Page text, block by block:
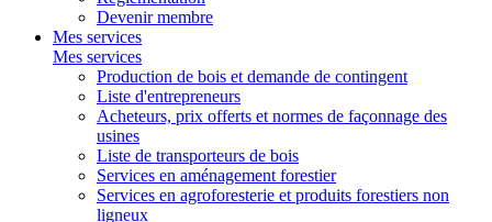
Devenir membre
Mes services
Mes services
Production de bois et demande de contingent
Liste d'entrepreneurs
Acheteurs, prix offerts et normes de façonnage des
usines
Liste de transporteurs de bois
Services en aménagement forestier
Services en agroforesterie et produits forestiers non
ligneux